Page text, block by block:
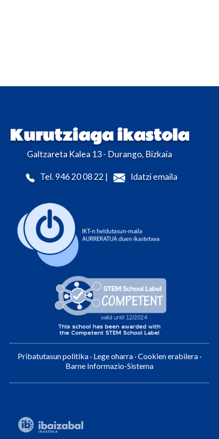
Kurutziaga ikastola
Galtzareta Kalea 13 - Durango, Bizkaia
Tel. 946 20 08 22 | Idatzi emaila
Pribatutasun politika · Lege oharra ·Cookien erabilera ·
Barne Informazio-Sistema